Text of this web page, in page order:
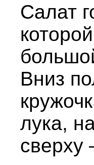
Салат
Вниз
лука,
сверху